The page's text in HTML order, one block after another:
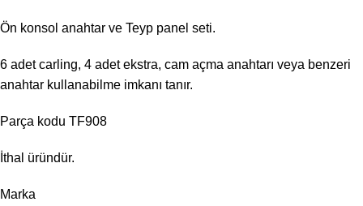
Ön konsol anahtar ve Teyp panel seti.
6 adet carling, 4 adet ekstra, cam açma anahtarı veya benzeri
anahtar kullanabilme imkanı tanır.
Parça kodu TF908
İthal üründür.
Marka